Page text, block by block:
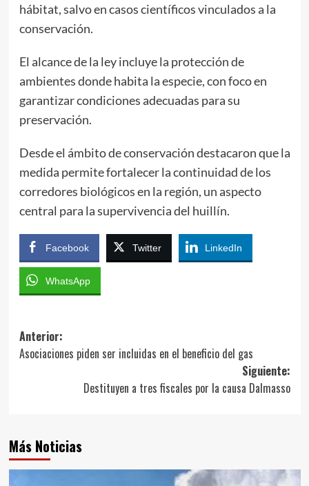
hábitat, salvo en casos científicos vinculados a la
conservación.
El alcance de la ley incluye la protección de
ambientes donde habita la especie, con foco en
garantizar condiciones adecuadas para su
preservación.
Desde el ámbito de conservación destacaron que la
medida permite fortalecer la continuidad de los
corredores biológicos en la región, un aspecto
central para la supervivencia del huillín.
Facebook Twitter LinkedIn
WhatsApp
Navegación
de
entradas
Anterior:
Asociaciones piden ser incluidas en el beneficio del gas
Siguiente:
Destituyen a tres fiscales por la causa Dalmasso
Más Noticias